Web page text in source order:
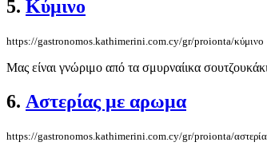
5. Κύμινο
https://gastronomos.kathimerini.com.cy/gr/proionta/κύμινο
Μας είναι γνώριμο από τα σμυρναίικα
6. Αστερίας με αρωμα
https://gastronomos.kathimerini.com.cy/gr/proionta/